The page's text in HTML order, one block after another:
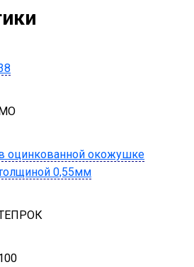
оцинкованной окожушке
0,55мм